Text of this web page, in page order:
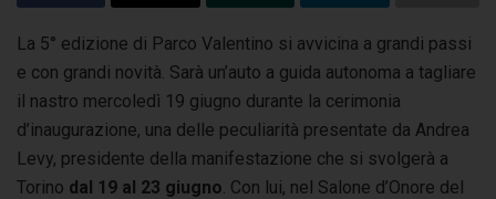
La 5° edizione di Parco Valentino si avvicina a grandi passi
e con grandi novità. Sarà un’auto a guida autonoma a tagliare
il nastro mercoledì 19 giugno durante la cerimonia
d’inaugurazione, una delle peculiarità presentate da Andrea
Levy, presidente della manifestazione che si svolgerà a
Torino dal 19 al 23 giugno . Con lui, nel Salone d’Onore del